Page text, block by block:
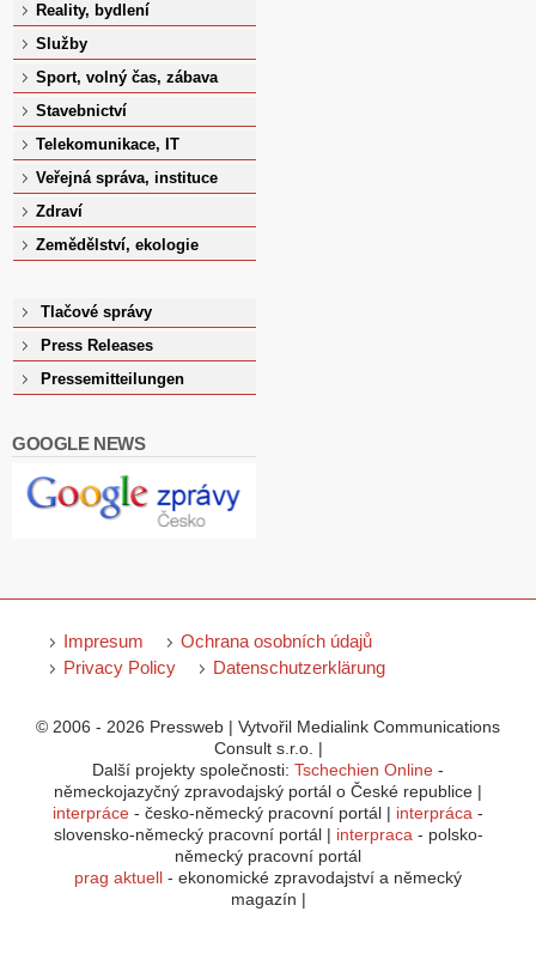
Reality, bydlení
Služby
Sport, volný čas, zábava
Stavebnictví
Telekomunikace, IT
Veřejná správa, instituce
Zdraví
Zemědělství, ekologie
Tlačové správy
Press Releases
Pressemitteilungen
GOOGLE NEWS
Impresum
Ochrana osobních údajů
Privacy Policy
Datenschutzerklärung
© 2006 - 2026 Pressweb | Vytvořil Medialink Communications
Consult s.r.o. |
Další projekty společnosti: Tschechien Online -
německojazyčný zpravodajský portál o České republice |
interpráce - česko-německý pracovní portál | interpráca -
slovensko-německý pracovní portál | interpraca - polsko-
německý pracovní portál
prag aktuell - ekonomické zpravodajství a německý
magazín |